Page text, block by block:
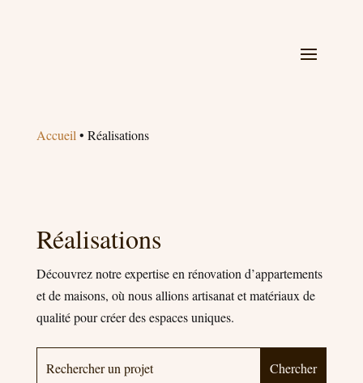
Accueil • Réalisations
Réalisations
Découvrez notre expertise en rénovation d’appartements
et de maisons, où nous allions artisanat et matériaux de
qualité pour créer des espaces uniques.